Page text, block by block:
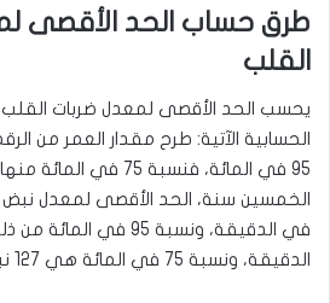
طرق حساب الحد الأقصى
القلب
يحسب الحد الأقصى لمعدل ضربات
95 في المائة، فنسبة
الدقيقة، ونسبة 75 في المائة هي 127 نبضة في الدقيقة.